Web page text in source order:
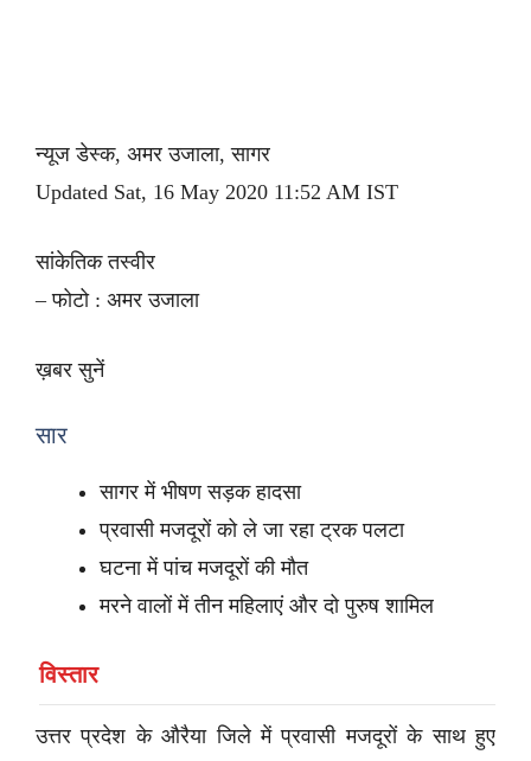
न्यूज डेस्क, अमर उजाला, सागर
Updated Sat, 16 May 2020 11:52 AM IST
सांकेतिक तस्वीर
– फोटो : अमर उजाला
ख़बर सुनें
सार
सागर में भीषण सड़क हादसा
प्रवासी मजदूरों को ले जा रहा ट्रक पलटा
घटना में पांच मजदूरों की मौत
मरने वालों में तीन महिलाएं और दो पुरुष शामिल
विस्तार
उत्तर प्रदेश के औरैया जिले में प्रवासी मजदूरों के साथ हुए